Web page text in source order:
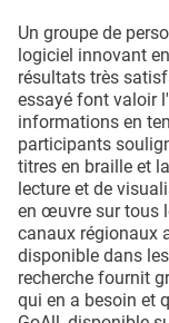
Un groupe de
logiciel innovant
résultats très
essayé font valoir
informations en
participants
titres en braille et
lecture et de
en œuvre sur tous
canaux régionaux
disponible dans
recherche fournit
qui en a besoin et